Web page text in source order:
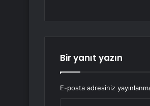
Bir yanıt yazın
E-posta adresiniz